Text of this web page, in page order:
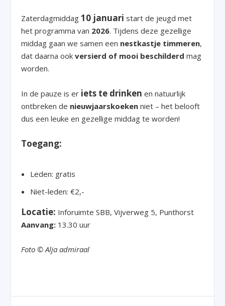
Zaterdagmiddag10 januari start de jeugd met
het programma van 2026. Tijdens deze gezellige
middag gaan we samen een nestkastje timmeren,
dat daarna ookversierd of mooi beschilderd mag
worden.
In de pauze is er iets te drinken en natuurlijk
ontbreken de nieuwjaarskoeken niet – het belooft
dus een leuke en gezellige middag te worden!
Toegang:
Leden: gratis
Niet-leden: €2,-
Locatie: Inforuimte SBB, Vijverweg 5, Punthorst
Aanvang: 13.30 uur
Foto © Alja admiraal